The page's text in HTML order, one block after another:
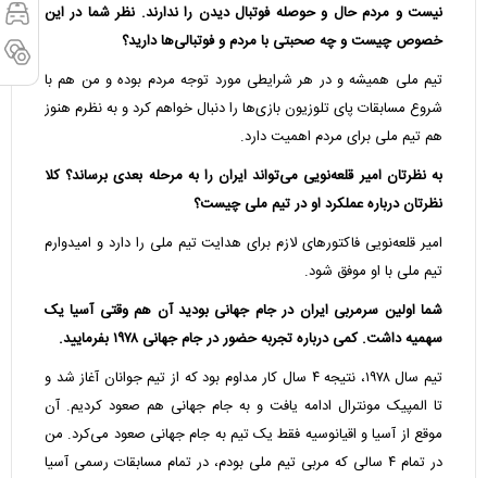
نیست و مردم حال و حوصله فوتبال دیدن را ندارند. نظر شما در این
خصوص چیست و چه صحبتی با مردم و فوتبالی‌ها دارید؟
تیم ملی همیشه و در هر شرایطی مورد توجه مردم بوده و من هم با
شروع مسابقات پای تلوزیون بازی‌ها را دنبال خواهم کرد و به نظرم هنوز
هم تیم ملی برای مردم اهمیت دارد.
به نظرتان امیر قلعه‌نویی می‌تواند ایران را به مرحله بعدی برساند؟ کلا
نظرتان درباره عملکرد او در تیم ملی چیست؟
امیر قلعه‌نویی فاکتورهای لازم برای هدایت تیم ملی را دارد و امیدوارم
تیم ملی با او موفق شود.
شما اولین سرمربی ایران در جام جهانی بودید آن هم وقتی آسیا یک
سهمیه داشت. کمی درباره تجربه حضور در جام جهانی ۱۹۷۸ بفرمایید.
تیم سال ۱۹۷۸، نتیجه ۴ سال کار مداوم بود که از تیم جوانان آغاز شد و
تا المپیک مونترال ادامه یافت و به جام جهانی هم صعود کردیم. آن
موقع از آسیا و اقیانوسیه فقط یک تیم به جام جهانی صعود می‌کرد. من
در تمام ۴ سالی که مربی تیم ملی بودم، در تمام مسابقات رسمی آسیا